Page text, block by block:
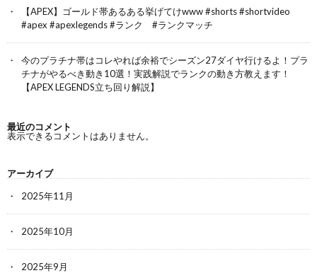
【APEX】ゴールド帯あるある挙げてけwww #shorts #shortvideo
#apex #apexlegends #ランク #ランクマッチ
今のプラチナ帯はコレやれば余裕でシーズン27ダイヤ行けるよ！プラ
チナがやるべき動き10選！実践解説でランクの動き方教えます！
【APEX LEGENDS立ち回り解説】
最近のコメント
表示できるコメントはありません。
アーカイブ
2025年11月
2025年10月
2025年9月